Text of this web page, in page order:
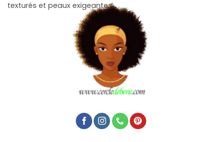
texturés et peaux exigeantes.